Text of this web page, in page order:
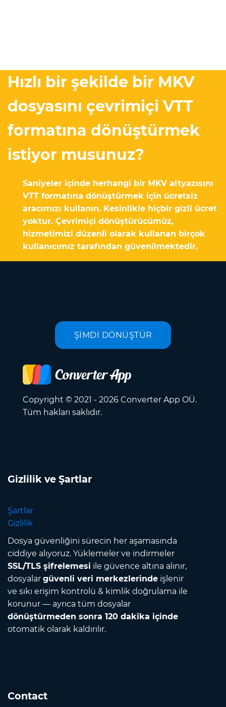
Hızlı bir şekilde bir MKV
dosyasını çevrimiçi VTT
formatına dönüştürmek
istiyor musunuz?
Saniyeler içinde herhangi bir MKV altyazısını
VTT formatına dönüştürmek için ücretsiz
aracımızı kullanın. Kesinlikle hiçbir gizli ücret
yoktur. Çevrimiçi dönüştürücümüz,
hizmetimizi düzenli olarak kullanan birçok
kullanıcımız tarafından güvenilmektedir.
ŞİMDİ DÖNÜŞTÜR
Copyright © 2021 - 2026 Converter App OÜ.
Tüm hakları saklıdır.
Gizlilik ve Şartlar
Şartlar
Gizlilik
Dosya güvenliğini sürecin her aşamasında
ciddiye alıyoruz. Yüklemeler ve indirmeler
SSL/TLS şifrelemesi ile güvence altına alınır,
dosyalar güvenli veri merkezlerinde işlenir
ve sıkı erişim kontrolü & kimlik doğrulama ile
korunur — ayrıca tüm dosyalar
dönüştürmeden sonra 120 dakika içinde
otomatik olarak kaldırılır.
Contact